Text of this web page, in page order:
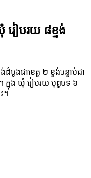
បរយ ៨ខ្ទង់
ងជាខេត្ត ២ ខ្ទង់បន្ទាប់ជា
ក្នុង ឃុំ រៀបរយ បុព្វបទ ៦
។